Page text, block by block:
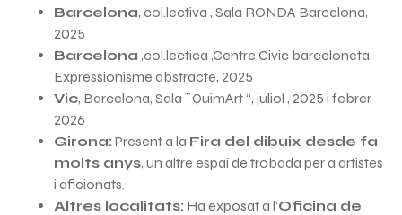
Barcelona, col.lectiva , Sala RONDA Barcelona,
2025
Barcelona ,col.lectica ,Centre Civic barceloneta,
Expressionisme abstracte, 2025
Vic, Barcelona, Sala ¨QuimArt “, juliol , 2025 i febrer
2026
Girona: Present a la Fira del dibuix desde fa
molts anys, un altre espai de trobada per a artistes
i aficionats.
Altres localitats: Ha exposat a l’Oficina de